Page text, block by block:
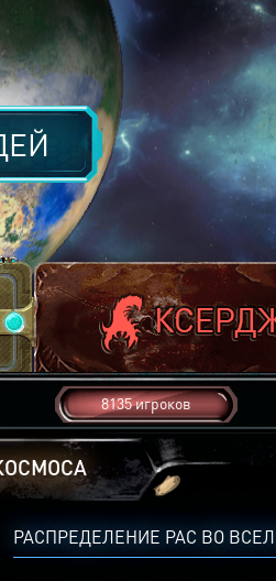
8135 игроков
РАСПРЕДЕЛЕНИЕ РАС ВО